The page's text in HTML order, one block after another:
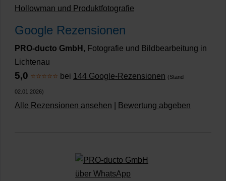
Hollowman und Produktfotografie
Google Rezensionen
PRO-ducto GmbH , Fotografie und Bildbearbeitung in
Lichtenau
5,0 ⭐⭐⭐⭐⭐ bei 144 Google-Rezensionen (Stand
02.01.2026)
Alle Rezensionen ansehen Bewertung abgeben